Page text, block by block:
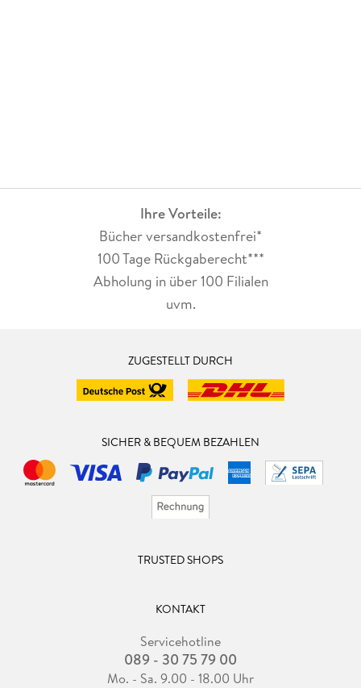
Ihre Vorteile:
Bücher versandkostenfrei*
100 Tage Rückgaberecht***
Abholung in über 100 Filialen
uvm.
ZUGESTELLT DURCH
SICHER & BEQUEM BEZAHLEN
TRUSTED SHOPS
KONTAKT
Servicehotline
089 - 30 75 79 00
Mo. - Sa. 9.00 - 18.00 Uhr